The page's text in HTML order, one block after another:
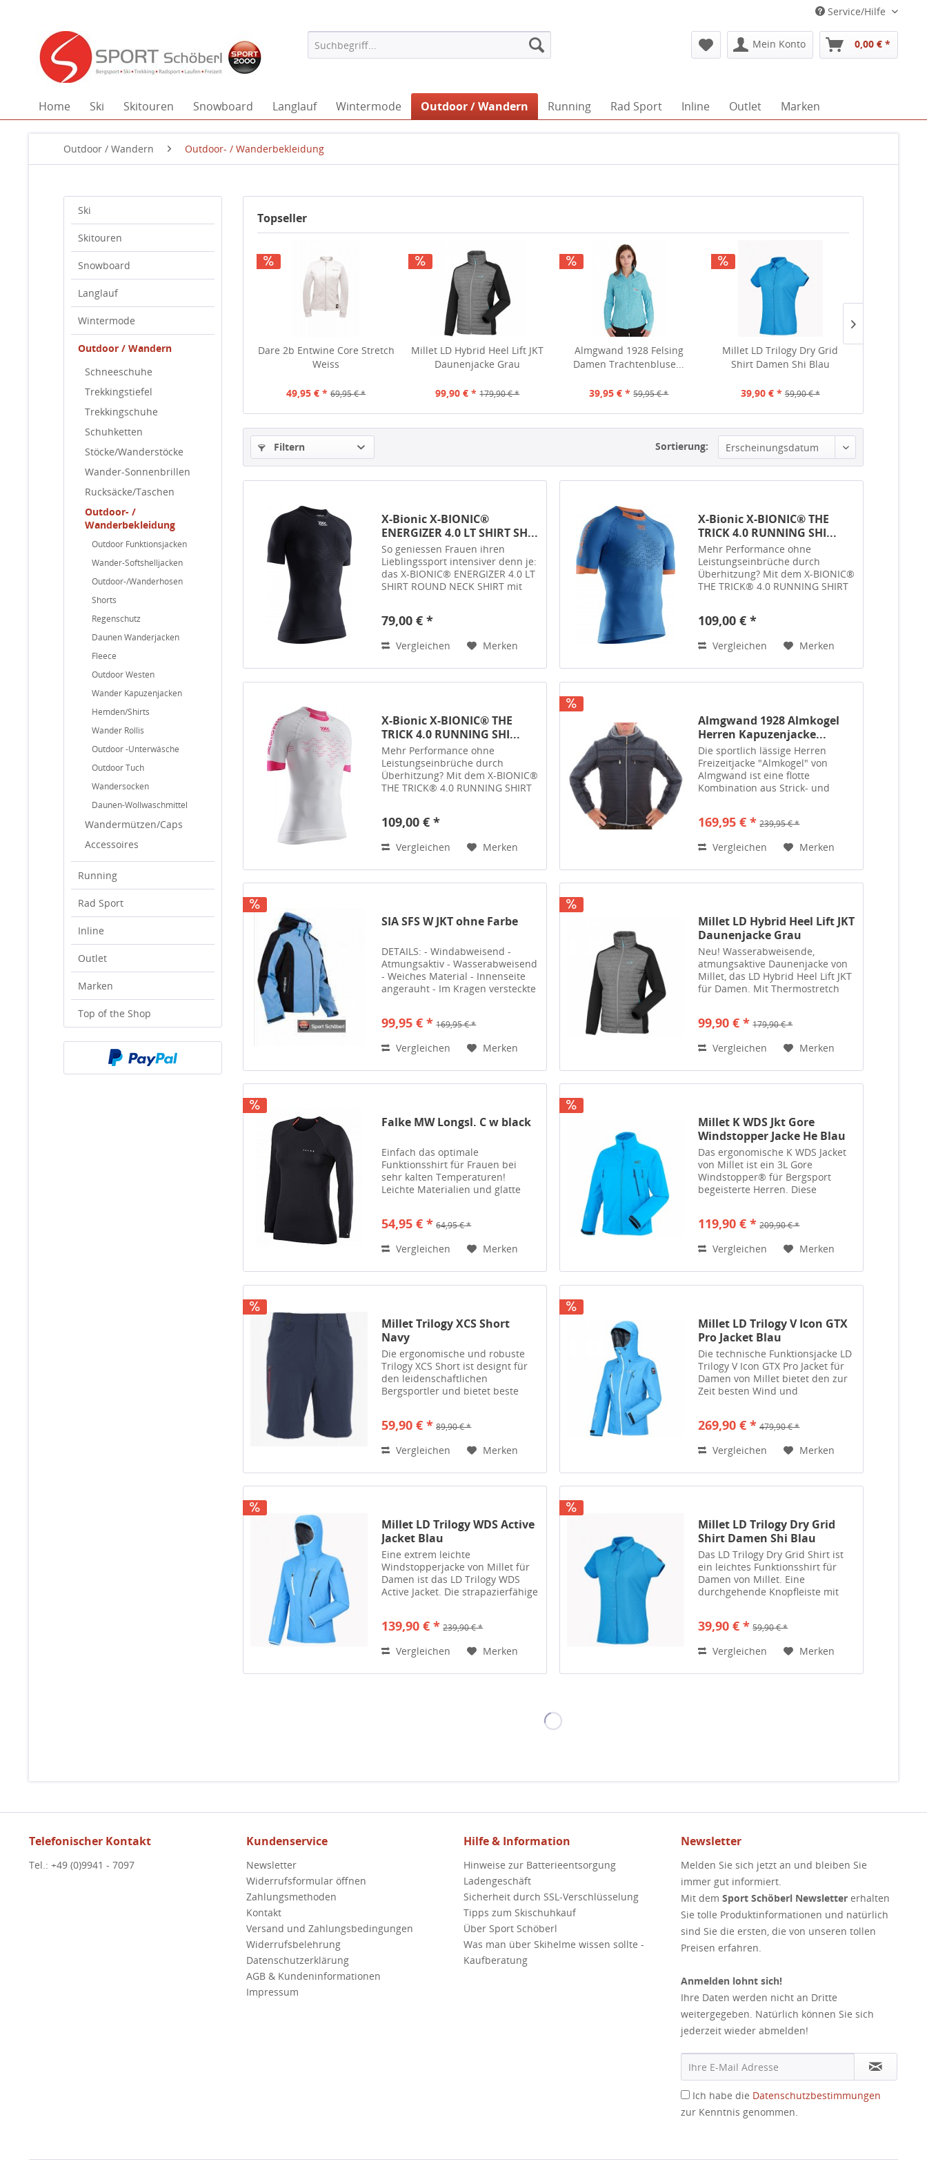
Service/Hilfe
Mein Konto 0,00 € *
Home Ski Skitouren Snowboard Langlauf Wintermode Outdoor / Wandern Running Rad Sport Inline Outlet Marken
Outdoor / Wandern Outdoor- / Wanderbekleidung
Ski
Skitouren
Snowboard
Langlauf
Wintermode
Outdoor / Wandern
Schneeschuhe
Trekkingstiefel
Trekkingschuhe
Schuhketten
Stöcke/Wanderstöcke
Wander-Sonnenbrillen
Rucksäcke/Taschen
Outdoor- /
Wanderbekleidung
Outdoor Funktionsjacken
Wander-Softshelljacken
Outdoor-/Wanderhosen
Shorts
Regenschutz
Daunen Wanderjacken
Fleece
Outdoor Westen
Wander Kapuzenjacken
Hemden/Shirts
Wander Rollis
Outdoor -Unterwäsche
Outdoor Tuch
Wandersocken
Daunen-Wollwaschmittel
Wandermützen/Caps
Accessoires
Running
Rad Sport
Inline
Outlet
Marken
Top of the Shop
Topseller
Dare 2b Entwine Core Stretch
Weiss
49,95 € * 69,95 € *
Millet LD Hybrid Heel Lift JKT
Daunenjacke Grau
99,90 € * 179,90 € *
Almgwand 1928 Felsing
Damen Trachtenbluse...
39,95 € * 59,95 € *
Millet LD Trilogy Dry Grid
Shirt Damen Shi Blau
39,90 € * 59,90 € *
Filtern Sortierung:
X-Bionic X-BIONIC®
ENERGIZER 4.0 LT SHIRT SH...
So geniessen Frauen ihren
Lieblingssport intensiver denn je:
das X-BIONIC® ENERGIZER 4.0 LT
SHIRT ROUND NECK SHIRT mit
mit Rundkragen. An Brust und
79,00 € *
Vergleichen Merken
X-Bionic X-BIONIC® THE
TRICK 4.0 RUNNING SHI...
Mehr Performance ohne
Leistungseinbrüche durch
Überhitzung? Mit dem X-BIONIC®
THE TRICK® 4.0 RUNNING SHIRT
Generation ist die erste, die die
Qualität für...
109,00 € *
Vergleichen Merken
X-Bionic X-BIONIC® THE
TRICK 4.0 RUNNING SHI...
Mehr Performance ohne
Leistungseinbrüche durch
Überhitzung? Mit dem X-BIONIC®
THE TRICK® 4.0 RUNNING SHIRT
Generation ist die erste, die die
Qualität für...
109,00 € *
Vergleichen Merken
Almgwand 1928 Almkogel
Herren Kapuzenjacke...
Die sportlich lässige Herren
Freizeitjacke "Almkogel" von
Almgwand ist eine flotte
Kombination aus Strick- und
Jacke bieten viel Platz zum
169,95 € * 239,95 € *
Vergleichen Merken
SIA SFS W JKT ohne Farbe
DETAILS: - Windabweisend -
Atmungsaktiv - Wasserabweisend
- Weiches Material - Innenseite
angerauht - Im Kragen versteckte
außen mit Reißverschluß - 2
99,95 € * 169,95 € *
Vergleichen Merken
Millet LD Hybrid Heel Lift JKT
Daunenjacke Grau
Neu! Wasserabweisende,
atmungsaktive Daunenjacke von
Millet, das LD Hybrid Heel Lift JKT
für Damen. Mit Thermostretch
Bewegungsfreiheit. Diese
einzigartigen...
99,90 € * 179,90 € *
Vergleichen Merken
Falke MW Longsl. C w black
Einfach das optimale
Funktionsshirt für Frauen bei
sehr kalten Temperaturen!
Leichte Materialien und glatte
und schnellsten
Körper wird bei aktiven Phasen...
54,95 € * 64,95 € *
Vergleichen Merken
Millet K WDS Jkt Gore
Windstopper Jacke He Blau
Das ergonomische K WDS Jacket
von Millet ist ein 3L Gore
Windstopper® für Bergsport
begeisterte Herren. Diese
bietet maximale
höchstmöglichem Tragekomfort.
119,90 € * 209,90 € *
Vergleichen Merken
Millet Trilogy XCS Short
Navy
Die ergonomische und robuste
Trilogy XCS Short ist designt für
den leidenschaftlichen
Bergsportler und bietet beste
Bedingungen. Extended Comfort
59,90 € * 89,90 € *
Vergleichen Merken
Millet LD Trilogy V Icon GTX
Pro Jacket Blau
Die technische Funktionsjacke LD
Trilogy V Icon GTX Pro Jacket für
Damen von Millet bietet den zur
Zeit besten Wind und
wasserundurchlässig
Tragekomfort...
269,90 € * 479,90 € *
Vergleichen Merken
Millet LD Trilogy WDS Active
Jacket Blau
Eine extrem leichte
Windstopperjacke von Millet für
Damen ist das LD Trilogy WDS
Active Jacket. Die strapazierfähige
Sportbekleidung. Ihr klares
139,90 € * 239,90 € *
Vergleichen Merken
Millet LD Trilogy Dry Grid
Shirt Damen Shi Blau
Das LD Trilogy Dry Grid Shirt ist
ein leichtes Funktionsshirt für
Damen von Millet. Eine
durchgehende Knopfleiste mit
einen Auftritt als Bluse. Es wurde
39,90 € * 59,90 € *
Vergleichen Merken
Telefonischer Kontakt
Tel.: +49 (0)9941 - 7097
Kundenservice
Newsletter
Widerrufsformular öffnen
Zahlungsmethoden
Kontakt
Versand und Zahlungsbedingungen
Widerrufsbelehrung
Datenschutzerklärung
AGB & Kundeninformationen
Impressum
Hilfe & Information
Hinweise zur Batterieentsorgung
Ladengeschäft
Sicherheit durch SSL-Verschlüsselung
Tipps zum Skischuhkauf
Über Sport Schöberl
Was man über Skihelme wissen sollte -
Kaufberatung
Newsletter
Melden Sie sich jetzt an und bleiben Sie
immer gut informiert.
Mit dem Sport Schöberl Newsletter erhalten
Sie tolle Produktinformationen und natürlich
sind Sie die ersten, die von unseren tollen
Preisen erfahren.
Anmelden lohnt sich!
Ihre Daten werden nicht an Dritte
weitergegeben. Natürlich können Sie sich
jederzeit wieder abmelden!
Ich habe die Datenschutzbestimmungen
zur Kenntnis genommen.